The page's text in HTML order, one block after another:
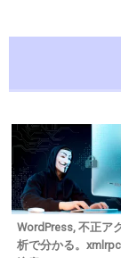
WordPress, 不正ア
析で分かる。